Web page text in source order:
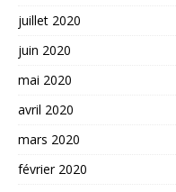
juillet 2020
juin 2020
mai 2020
avril 2020
mars 2020
février 2020